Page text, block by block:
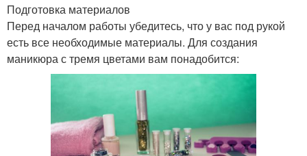
Подготовка материалов
Перед началом работы убедитесь, что у вас под рукой
есть все необходимые материалы. Для создания
маникюра с тремя цветами вам понадобится: